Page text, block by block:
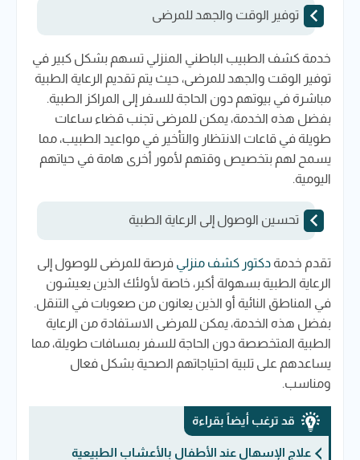
توفير الوقت والجهد للمرضى
خدمة كشف الطبيب الباطني المنزلي تسهم بشكل كبير في
توفير الوقت والجهد للمرضى، حيث يتم تقديم الرعاية الطبية
مباشرة في بيوتهم دون الحاجة للسفر إلى المراكز الطبية.
بفضل هذه الخدمة، يمكن للمرضى تجنب قضاء ساعات
طويلة في قاعات الانتظار والتأخير في مواعيد الطبيب، مما
يسمح لهم بتخصيص وقتهم لأمور أخرى هامة في حياتهم
اليومية.
تحسين الوصول إلى الرعاية الطبية
تقدم خدمة دكتور كشف منزلي فرصة للمرضى للوصول إلى
الرعاية الطبية بسهولة أكبر، خاصة لأولئك الذين يعيشون
في المناطق النائية أو الذين يعانون من صعوبات في التنقل.
بفضل هذه الخدمة، يمكن للمرضى الاستفادة من الرعاية
الطبية المتخصصة دون الحاجة للسفر بمسافات طويلة، مما
يساعدهم على تلبية احتياجاتهم الصحية بشكل فعال
ومناسب.
قد ترغب أيضاً بقراءة
علاج الإسهال عند الأطفال بالأعشاب الطبيعية